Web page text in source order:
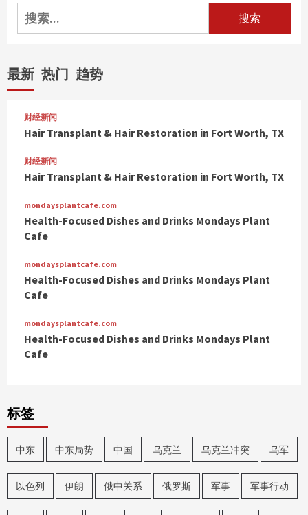
搜
索：
最新 热门 趋势
财经新闻
Hair Transplant & Hair Restoration in Fort Worth, TX
财经新闻
Hair Transplant & Hair Restoration in Fort Worth, TX
mondaysplantcafe.com
Health-Focused Dishes and Drinks Mondays Plant
Cafe
mondaysplantcafe.com
Health-Focused Dishes and Drinks Mondays Plant
Cafe
mondaysplantcafe.com
Health-Focused Dishes and Drinks Mondays Plant
Cafe
标签
中东 中东局势 中国 乌克兰 乌克兰冲突 乌军
以色列 伊朗 俄中关系 俄罗斯 军事 军事行动